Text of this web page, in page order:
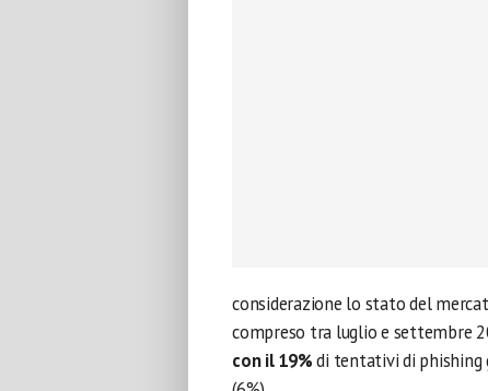
considerazione lo stato del
compreso tra luglio e settembre
con il 19%di tentativi di phishing